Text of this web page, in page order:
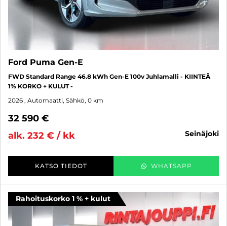
Ford Puma Gen-E
FWD Standard Range 46.8 kWh Gen-E 100v Juhlamalli - KIINTEÄ
1% KORKO + KULUT -
2026 , Automaatti, Sähkö, 0 km
32 590 €
alk. 232 € / kk
seinäjoki
KATSO TIEDOT WHATSAPP
Rahoituskorko 1 % + kulut